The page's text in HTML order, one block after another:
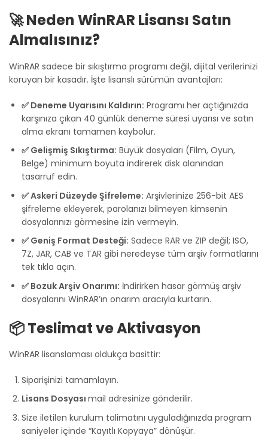
🚀 Neden WinRAR Lisansı Satın
Almalısınız?
WinRAR sadece bir sıkıştırma programı değil, dijital verilerinizi
koruyan bir kasadır. İşte lisanslı sürümün avantajları:
✅ Deneme Uyarısını Kaldırın: Programı her açtığınızda
karşınıza çıkan 40 günlük deneme süresi uyarısı ve satın
alma ekranı tamamen kaybolur.
✅ Gelişmiş Sıkıştırma: Büyük dosyaları (Film, Oyun,
Belge) minimum boyuta indirerek disk alanından
tasarruf edin.
✅ Askeri Düzeyde Şifreleme: Arşivlerinize 256-bit AES
şifreleme ekleyerek, parolanızı bilmeyen kimsenin
dosyalarınızı görmesine izin vermeyin.
✅ Geniş Format Desteği: Sadece RAR ve ZIP değil; ISO,
7Z, JAR, CAB ve TAR gibi neredeyse tüm arşiv formatlarını
tek tıkla açın.
✅ Bozuk Arşiv Onarımı: İndirirken hasar görmüş arşiv
dosyalarını WinRAR’ın onarım aracıyla kurtarın.
📦 Teslimat ve Aktivasyon
WinRAR lisanslaması oldukça basittir:
Siparişinizi tamamlayın.
Lisans Dosyası mail adresinize gönderilir.
Size iletilen kurulum talimatını uyguladığınızda program
saniyeler içinde “Kayıtlı Kopyaya” dönüşür.